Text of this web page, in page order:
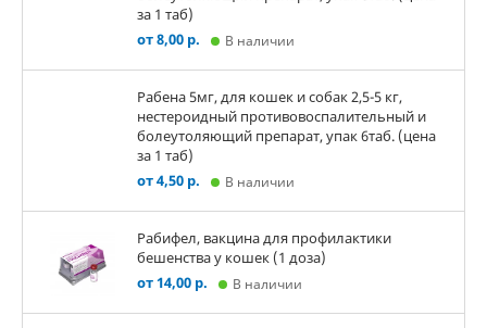
за 1 таб)
от 8,00 р.
В наличии
Рабена 5мг, для кошек и собак 2,5-5 кг,
нестероидный противовоспалительный и
болеутоляющий препарат, упак 6таб. (цена
за 1 таб)
от 4,50 р.
В наличии
Рабифел, вакцина для профилактики
бешенства у кошек (1 доза)
от 14,00 р.
В наличии